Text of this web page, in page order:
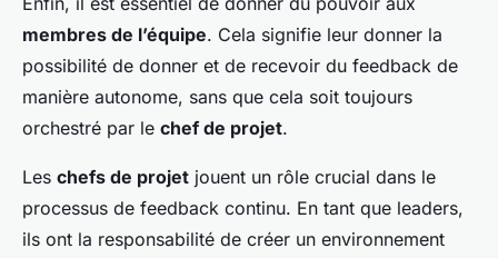
membres de l’équipe. Cela signifie leur donner la
possibilité de donner et de recevoir du feedback de
manière autonome, sans que cela soit toujours
orchestré par le chef de projet.
Les chefs de projet jouent un rôle crucial dans le
processus de feedback continu. En tant que leaders,
ils ont la responsabilité de créer un environnement